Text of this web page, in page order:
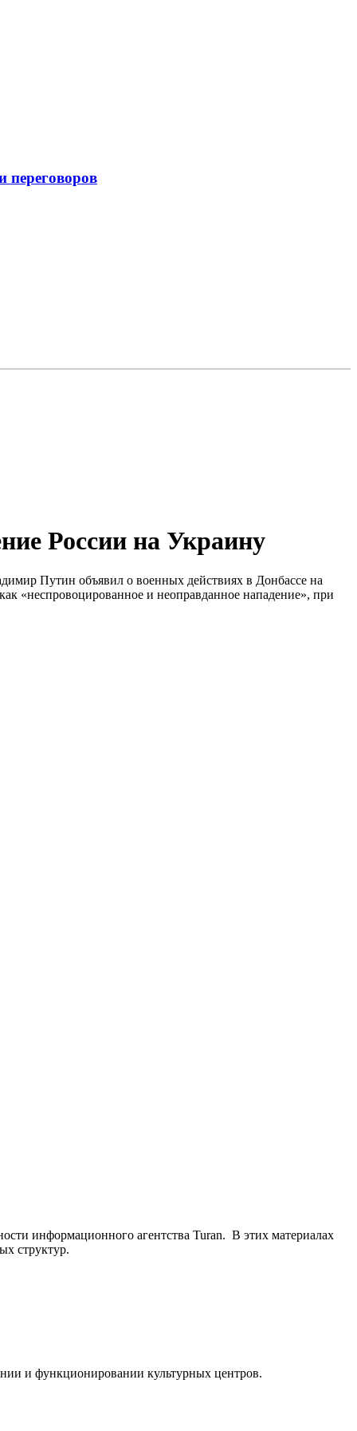
переговоров
России на Украину
Путин объявил о военных действиях в Донбассе на
«неспровоцированное и неоправданное нападение», при
информационного агентства Turan. В этих материалах
структур.
и функционировании культурных центров.